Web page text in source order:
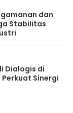
dan
Stabilitas
Dialogis di
Sinergi